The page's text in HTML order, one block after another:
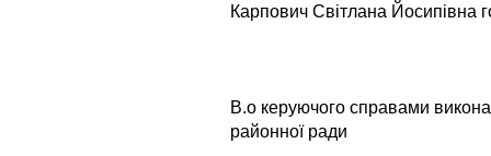
Карпович Світлана Йосипівна
В.о керуючого справами
районної